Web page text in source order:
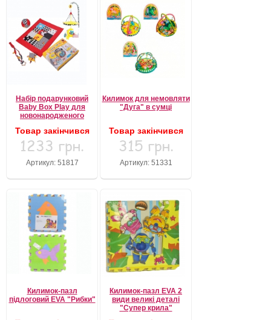
Набір подарунковий
Baby Box Play для
новонародженого
Товар закінчився
1233 грн.
Артикул: 51817
Килимок для немовляти
"Дуга" в сумці
Товар закінчився
315 грн.
Артикул: 51331
Килимок-пазл
підлоговий EVA "Рибки"
Килимок-пазл EVA 2
види великі деталі
"Супер крила"